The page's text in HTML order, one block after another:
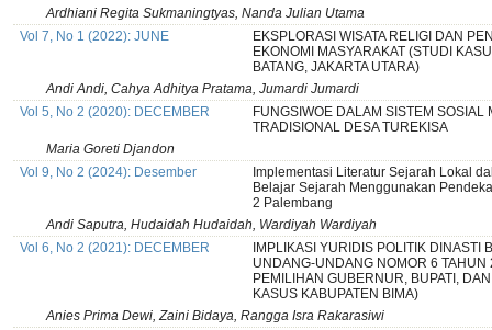
Ardhiani Regita Sukmaningtyas, Nanda Julian Utama
Vol 7, No 1 (2022): JUNE
EKSPLORASI WISATA RELIGI DAN
EKONOMI MASYARAKAT (STUDI
BATANG, JAKARTA UTARA)
Andi Andi, Cahya Adhitya Pratama, Jumardi Jumardi
Vol 5, No 2 (2020): DECEMBER
FUNGSIWOE DALAM SISTEM SOSIAL
TRADISIONAL DESA TUREKISA
Maria Goreti Djandon
Vol 9, No 2 (2024): Desember
Implementasi Literatur Sejarah Lokal
Belajar Sejarah Menggunakan
2 Palembang
Andi Saputra, Hudaidah Hudaidah, Wardiyah Wardiyah
Vol 6, No 2 (2021): DECEMBER
IMPLIKASI YURIDIS POLITIK DINASTI
UNDANG-UNDANG NOMOR 6 TAHUN
PEMILIHAN GUBERNUR, BUPATI,
KASUS KABUPATEN BIMA)
Anies Prima Dewi, Zaini Bidaya, Rangga Isra Rakarasiwi